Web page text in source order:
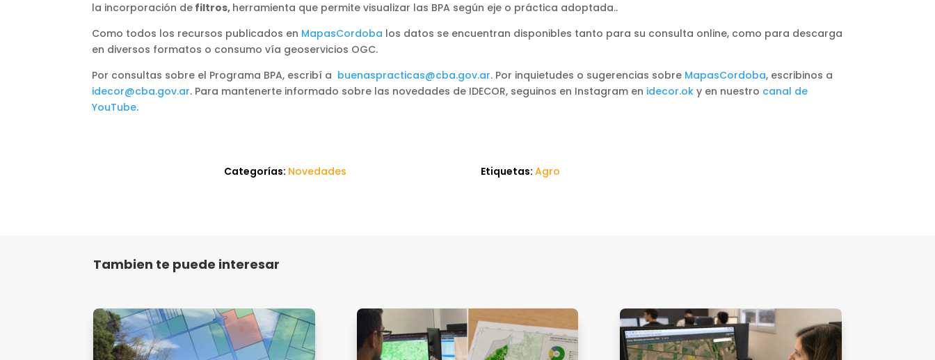
la incorporación de filtros, herramienta que permite visualizar las BPA según eje o práctica adoptada..
Como todos los recursos publicados en MapasCordoba los datos se encuentran disponibles tanto para su consulta online, como para descarga
en diversos formatos o consumo vía geoservicios OGC.
Por consultas sobre el Programa BPA, escribí a buenaspracticas@cba.gov.ar. Por inquietudes o sugerencias sobre MapasCordoba, escribinos a
idecor@cba.gov.ar. Para mantenerte informado sobre las novedades de IDECOR, seguinos en Instagram en idecor.ok y en nuestro canal de
YouTube.
Categorías: Novedades Etiquetas:Agro
Tambien te puede interesar